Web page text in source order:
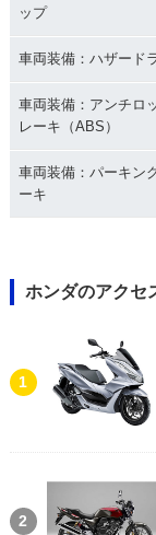
ップ
車両装備：ハザード
車両装備：アンチロ
レーキ（ABS）
車両装備：パーキン
ーキ
ホンダのアクセ
1
2